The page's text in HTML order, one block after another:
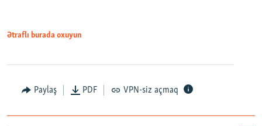
Ətraflı burada oxuyun
Paylaş PDF VPN-siz açmaq